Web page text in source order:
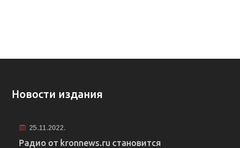
Новости издания
25.11.2022.
Радио от kronnews.ru становится